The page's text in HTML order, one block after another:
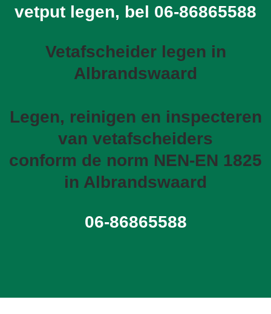
vetput legen, bel 06-86865588
Vetafscheider legen in
Albrandswaard
Legen, reinigen en inspecteren
van vetafscheiders
conform de norm NEN-EN 1825
in Albrandswaard
06-86865588